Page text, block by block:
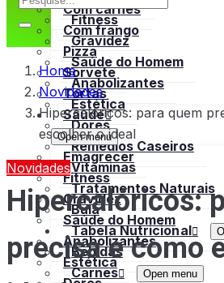
Fitness
Gravidez
Saúde do Homem
Anabolizantes
Estética
Dores
Remédios Caseiros
Vitaminas
Tratamentos Naturais
Bula
Tabela Nutricional
Bebidas
Carnes
Open menu
Com carnes
Com frango
Pizza
Sorvete
Tortas
Saúde
Open menu
Emagrecer
Fitness
Gravidez
Saúde do Homem
Anabolizantes
Estética
Home
Novidades
Hipercalóricos: para quem
escolher o ideal
Novidades
Hipercalóricos:
precisa e como